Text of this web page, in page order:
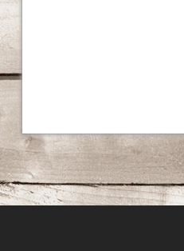
ゲ
ー